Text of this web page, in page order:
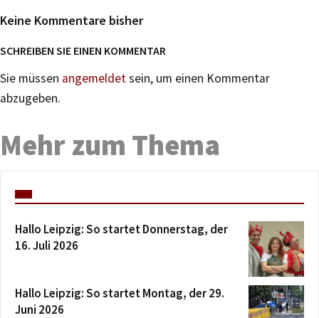
Keine Kommentare bisher
SCHREIBEN SIE EINEN KOMMENTAR
Sie müssen angemeldetsein, um einen Kommentar
abzugeben.
Mehr zum Thema
Hallo Leipzig: So startet Donnerstag, der
16. Juli 2026
Hallo Leipzig: So startet Montag, der 29.
Juni 2026